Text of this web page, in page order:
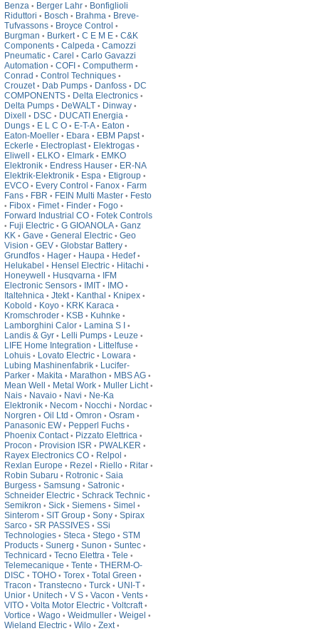
Benza • Berger Lahr • Bonfiglioli
Riduttori • Bosch • Brahma • Breve-
Tufvassons • Broyce Control •
Burgman • Burkert • C E M E • C&K
Components • Calpeda • Camozzi
Pneumatic • Carel • Carlo Gavazzi
Automation • COFI • Computherm •
Conrad • Control Techniques •
Crouzet • Dab Pumps • Danfoss • DC
COMPONENTS • Delta Electronics •
Delta Pumps • DeWALT • Dinway •
Dixell • DSC • DUCATI Energia •
Dungs • E L C O • E-T-A • Eaton •
Eaton-Moeller • Ebara • EBM Papst •
Eckerle • Electroplast • Elektrogas •
Eliwell • ELKO • Elmark • EMKO
Elektronik • Endress Hauser • ER-NA
Elektrik-Elektronik • Espa • Etigroup •
EVCO • Every Control • Fanox • Farm
Fans • FBR • FEIN Multi Master • Festo
• Fibox • Fimet • Finder • Fogo •
Forward Industrial CO • Fotek Controls
• Fuji Electric • G GIOANOLA • Ganz
KK • Gave • General Electric • Geo
Vision • GEV • Globstar Battery •
Grundfos • Hager • Haupa • Hedef •
Helukabel • Hensel Electric • Hitachi •
Honeywell • Husqvarna •
IFM
Electronic Sensors • IMIT • IMO •
Italtehnica • Jtekt • Kanthal • Knipex •
Kobold • Koyo • KRK Karaca •
Kromschroder • KSB • Kuhnke •
Lamborghini Calor • Lamina S I •
Landis & Gyr • Lelli Pumps • Leuze •
LIFE Home Integration • Littelfuse •
Lohuis • Lovato Electric • Lowara •
Lubing Mashinenfabrik • Lucifer-
Parker • Makita • Marathon • MBS AG •
Mean Well • Metal Work • Muller Licht •
Nais • Navaio • Navi • Ne-Ka
Elektronik • Necom • Nocchi • Nordac •
Norgren • Oil Ltd • Omron • Osram •
Panasonic EW • Pepperl Fuchs •
Phoenix Contact • Pizzato Elettrica •
Procon • Provision ISR • PWALKER •
Rayex Electronics CO • Relpol •
Rexlan Europe • Rezel • Riello • Ritar •
Robin Subaru • Rotronic • Saia
Burgess • Samsung • Satronic •
Schneider Electric • Schrack Technic •
Semikron • Sick • Siemens • Simel •
Sinterom • SIT Group • Sony • Spirax
Sarco • SR PASSIVES • SSi
Technologies • Steca • Stego • STM
Products • Sunerg • Sunon • Suntec •
Technicard • Tecno Elettra • Tele •
Telemecanique • Tente • THERM-O-
DISC • TOHO • Torex • Total Green •
Tracon • Transtecno • Turck • UNI-T •
Unior • Unitech • V S • Vacon • Vents •
VITO • Volta Motor Electric • Voltcraft •
Vortice • Wago • Weidmuller • Weigel •
Wieland Electric • Wilo • Zext •